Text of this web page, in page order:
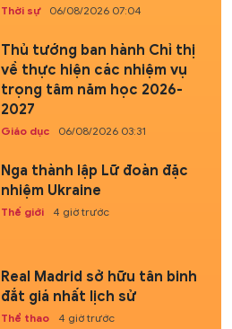
Thời sự 06/08/2026 07:04
Thủ tướng ban hành Chỉ thị
về thực hiện các nhiệm vụ
trọng tâm năm học 2026-
2027
Giáo dục 06/08/2026 03:31
Nga thành lập Lữ đoàn đặc
nhiệm Ukraine
Thế giới 4 giờ trước
Real Madrid sở hữu tân binh
đắt giá nhất lịch sử
Thể thao 4 giờ trước